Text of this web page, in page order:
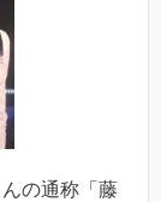
の通称「藤